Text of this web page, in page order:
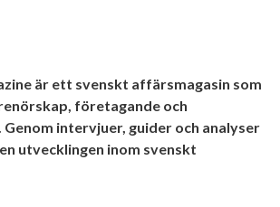
är ett svenskt affärsmagasin som
företagande och
intervjuer, guider och analyser
utvecklingen inom svenskt